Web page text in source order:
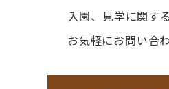
入園、見学に関す
お気軽にお問い合